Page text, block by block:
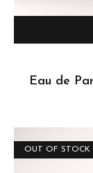
Eau de
OUT OF STOCK